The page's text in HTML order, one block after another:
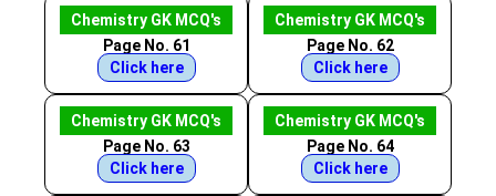
Chemistry GK MCQ's
Page No. 61
Click here
Chemistry GK MCQ's
Page No. 62
Click here
Chemistry GK MCQ's
Page No. 63
Click here
Chemistry GK MCQ's
Page No. 64
Click here